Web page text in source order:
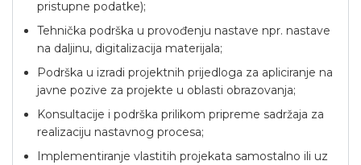
pristupne podatke);
Tehnička podrška u provođenju nastave npr. nastave
na daljinu, digitalizacija materijala;
Podrška u izradi projektnih prijedloga za apliciranje na
javne pozive za projekte u oblasti obrazovanja;
Konsultacije i podrška prilikom pripreme sadržaja za
realizaciju nastavnog procesa;
Implementiranje vlastitih projekata samostalno ili uz